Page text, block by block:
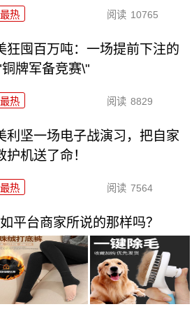
最热 阅读 10765
狂囤百万吨：一场提前下注的
牌军备竞赛\"
最热 阅读 8829
利坚一场电子战演习，把自家
护机送了命！
最热 阅读 7564
平台商家所说的那样吗？